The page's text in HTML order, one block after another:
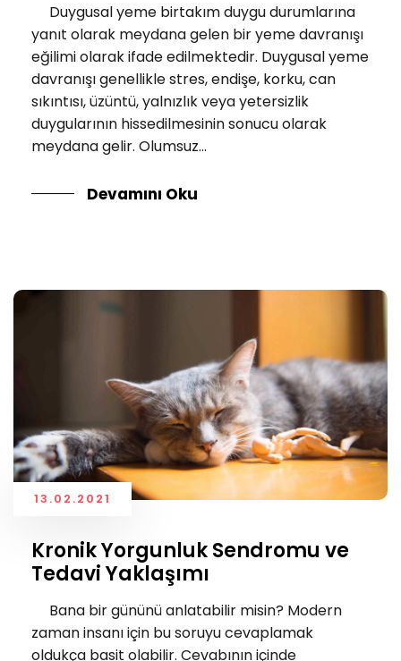
Duygusal yeme birtakım duygu durumlarına
yanıt olarak meydana gelen bir yeme davranışı
eğilimi olarak ifade edilmektedir. Duygusal yeme
davranışı genellikle stres, endişe, korku, can
sıkıntısı, üzüntü, yalnızlık veya yetersizlik
duygularının hissedilmesinin sonucu olarak
meydana gelir. Olumsuz...
Devamını Oku
13.02.2021
Kronik Yorgunluk Sendromu ve
Tedavi Yaklaşımı
Bana bir gününü anlatabilir misin? Modern
zaman insanı için bu soruyu cevaplamak
oldukça basit olabilir. Cevabının içinde